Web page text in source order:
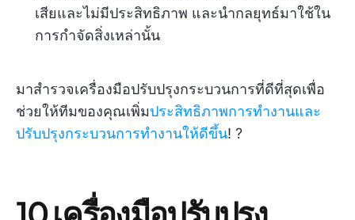
เสียและไม่มีประสิทธิภาพ และนำกลยุทธ์มาใช้ใน
การกำจัดสิ่งเหล่านั้น
มาสำรวจเครื่องมือปรับปรุงกระบวนการที่ดีที่สุดเพื่อ
ช่วยให้ทีมของคุณเพิ่มประสิทธิภาพการทำงานและ
ปรับปรุงกระบวนการทำงานให้ดีขึ้น! ?